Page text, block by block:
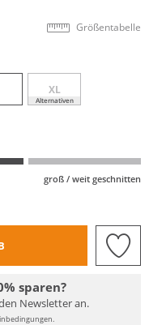
Größentabelle
XL
Alternativen
groß / weit geschnitten
sparen?
Newsletter an.